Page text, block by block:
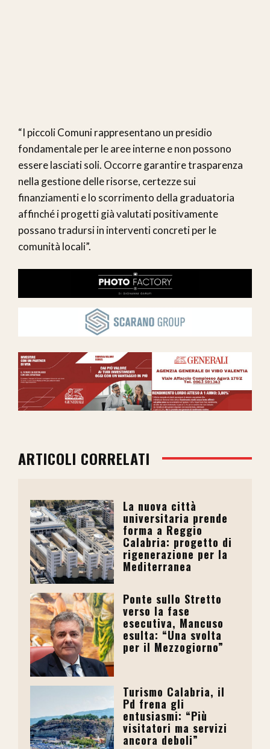
“I piccoli Comuni rappresentano un presidio
fondamentale per le aree interne e non possono
essere lasciati soli. Occorre garantire trasparenza
nella gestione delle risorse, certezze sui
finanziamenti e lo scorrimento della graduatoria
affinché i progetti già valutati positivamente
possano tradursi in interventi concreti per le
comunità locali”.
ARTICOLI CORRELATI
La nuova città
universitaria prende
forma a Reggio
Calabria: progetto di
rigenerazione per la
Mediterranea
Ponte sullo Stretto
verso la fase
esecutiva, Mancuso
esulta: “Una svolta
per il Mezzogiorno”
Turismo Calabria, il
Pd frena gli
entusiasmi: “Più
visitatori ma servizi
ancora deboli”